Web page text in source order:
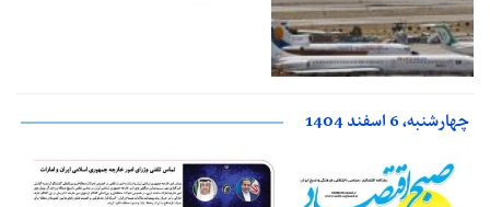
چهارشنبه، 6 اسفند 1404